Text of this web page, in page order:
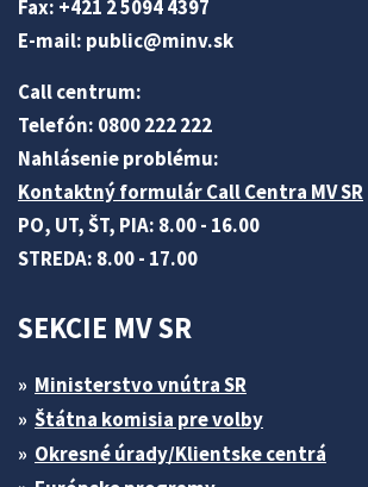
Fax: +421 2 5094 4397
E-mail: public@minv.sk
Call centrum:
Telefón: 0800 222 222
Nahlásenie problému:
Kontaktný formulár Call Centra MV SR
PO, UT, ŠT, PIA: 8.00 - 16.00
STREDA: 8.00 - 17.00
SEKCIE MV SR
Ministerstvo vnútra SR
Štátna komisia pre volby
Okresné úrady/Klientske centrá